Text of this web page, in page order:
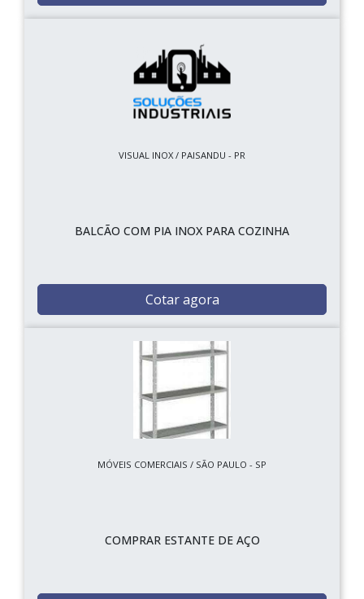
VISUAL INOX / PAISANDU - PR
BALCÃO COM PIA INOX PARA COZINHA
Cotar agora
MÓVEIS COMERCIAIS / SÃO PAULO - SP
COMPRAR ESTANTE DE AÇO